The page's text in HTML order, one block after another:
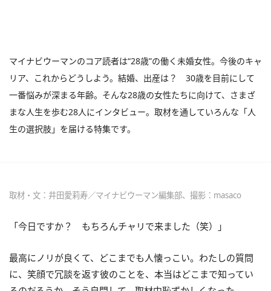
マイナビウーマンのコア読者は“28歳”の働く未婚女性。今後のキャ
リア、これからどうしよう。結婚、出産は？ 30歳を目前にして
一番悩みが深まる年齢。そんな28歳の女性たちに向けて、さまざ
まな人生を歩む28人にインタビュー。取材を通していろんな「人
生の選択肢」を届ける特集です。
取材・文：井田愛莉寿／マイナビウーマン編集部、撮影：masaco
「今日ですか？ もちろんチャリで来ました（笑）」
最高にノリが良くて、どこまでも人懐っこい。わたしの質問
に、笑顔で冗談を返す彼のことを、本当はどこまで知ってい